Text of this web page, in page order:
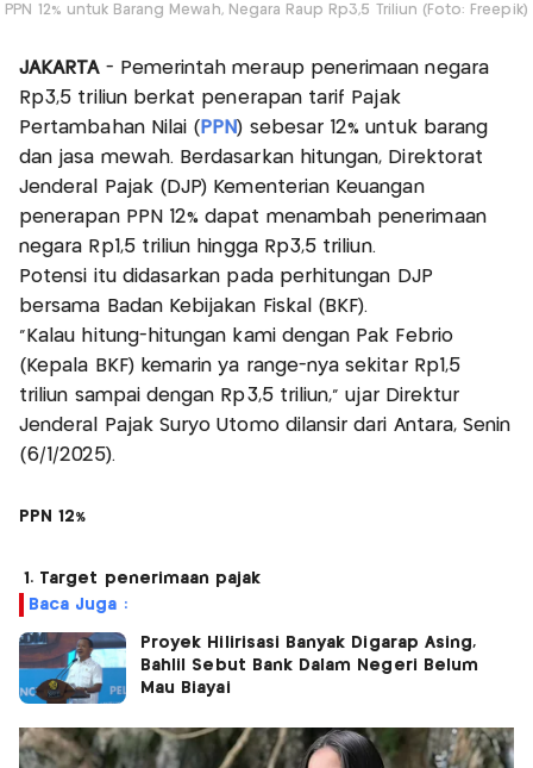
PPN 12% untuk Barang Mewah, Negara Raup Rp3,5 Triliun (Foto: Freepik)
JAKARTA - Pemerintah meraup penerimaan negara
Rp3,5 triliun berkat penerapan tarif Pajak
Pertambahan Nilai ( PPN) sebesar 12% untuk barang
dan jasa mewah. Berdasarkan hitungan, Direktorat
Jenderal Pajak (DJP) Kementerian Keuangan
penerapan PPN 12% dapat menambah penerimaan
negara Rp1,5 triliun hingga Rp3,5 triliun.
Potensi itu didasarkan pada perhitungan DJP
bersama Badan Kebijakan Fiskal (BKF).
"Kalau hitung-hitungan kami dengan Pak Febrio
(Kepala BKF) kemarin ya range-nya sekitar Rp1,5
triliun sampai dengan Rp3,5 triliun," ujar Direktur
Jenderal Pajak Suryo Utomo dilansir dari Antara, Senin
(6/1/2025).
PPN 12%
1. Target penerimaan pajak
Baca Juga :
Proyek Hilirisasi Banyak Digarap Asing,
Bahlil Sebut Bank Dalam Negeri Belum
Mau Biayai